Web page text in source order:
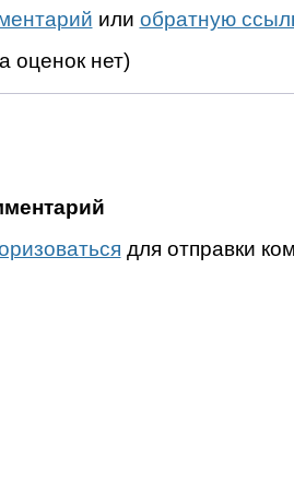
или обратную
оценок нет)
для отправки